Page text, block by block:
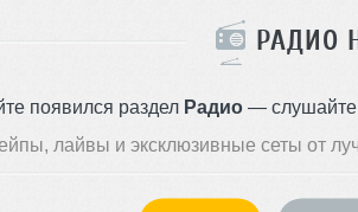
РАДИО
появился раздел Радио— слушайте
лайвы и эксклюзивные сеты от